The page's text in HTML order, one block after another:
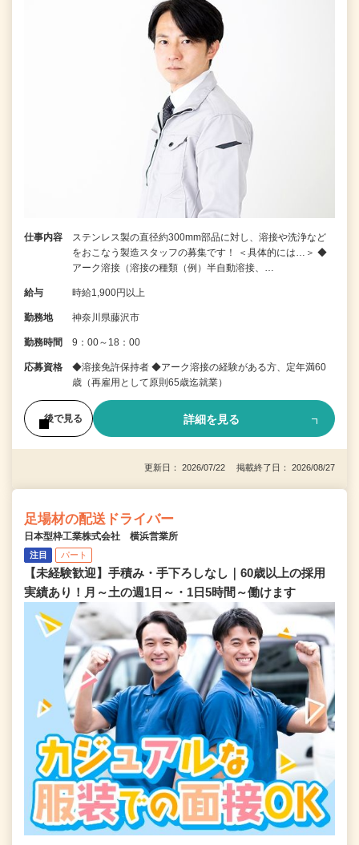
仕事内容
ステンレス製の直径約300mm部品に対し、溶接や洗浄など
をおこなう製造スタッフの募集です！ ＜具体的には…＞ ◆
アーク溶接（溶接の種類（例）半自動溶接、…
給与 時給1,900円以上
勤務地 神奈川県藤沢市
勤務時間 9：00～18：00
応募資格
◆溶接免許保持者 ◆アーク溶接の経験がある方、定年満60
歳（再雇用として原則65歳迄就業）
後で見る 詳細を見る
更新日： 2026/07/22 掲載終了日： 2026/08/27
足場材の配送ドライバー
日本型枠工業株式会社 横浜営業所
注目 パート
【未経験歓迎】手積み・手下ろしなし｜60歳以上の採用
実績あり！月～土の週1日～・1日5時間～働けます